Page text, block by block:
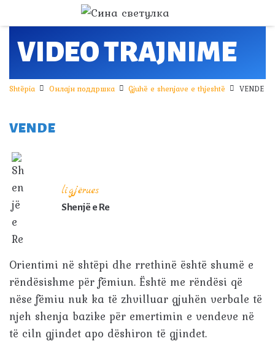
VIDEO TRAJNIME
Shtëpia Онлајн поддршка Gjuhë e shenjave e thjeshtë VENDE
VENDE
ligjërues
Shenjë e Re
Orientimi në shtëpi dhe rrethinë është shumë e
rëndësishme për fëmiun. Është me rëndësi që
nëse fëmiu nuk ka të zhvilluar gjuhën verbale të
njeh shenja bazike për emertimin e vendeve në
të ciln gjindet apo dëshiron të gjindet.